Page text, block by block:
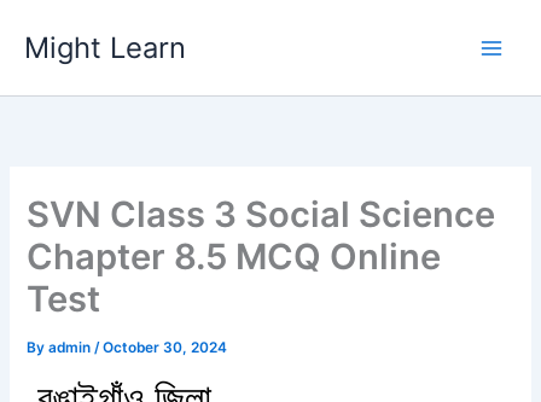
content
Might Learn
SVN Class 3 Social Science
Chapter 8.5 MCQ Online
Test
Byadmin/October 30, 2024